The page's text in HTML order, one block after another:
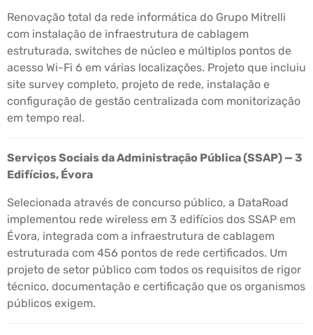
Renovação total da rede informática do Grupo Mitrelli
com instalação de infraestrutura de cablagem
estruturada, switches de núcleo e múltiplos pontos de
acesso Wi-Fi 6 em várias localizações. Projeto que incluiu
site survey completo, projeto de rede, instalação e
configuração de gestão centralizada com monitorização
em tempo real.
Serviços Sociais da Administração Pública (SSAP) — 3
Edifícios, Évora
Selecionada através de concurso público, a DataRoad
implementou rede wireless em 3 edifícios dos SSAP em
Évora, integrada com a infraestrutura de cablagem
estruturada com 456 pontos de rede certificados. Um
projeto de setor público com todos os requisitos de rigor
técnico, documentação e certificação que os organismos
públicos exigem.